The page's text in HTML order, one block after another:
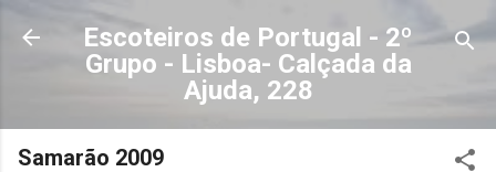
Avançar para o conteúdo principal
Escoteiros de Portugal - 2º
Grupo - Lisboa- Calçada da
Ajuda, 228
Samarão 2009